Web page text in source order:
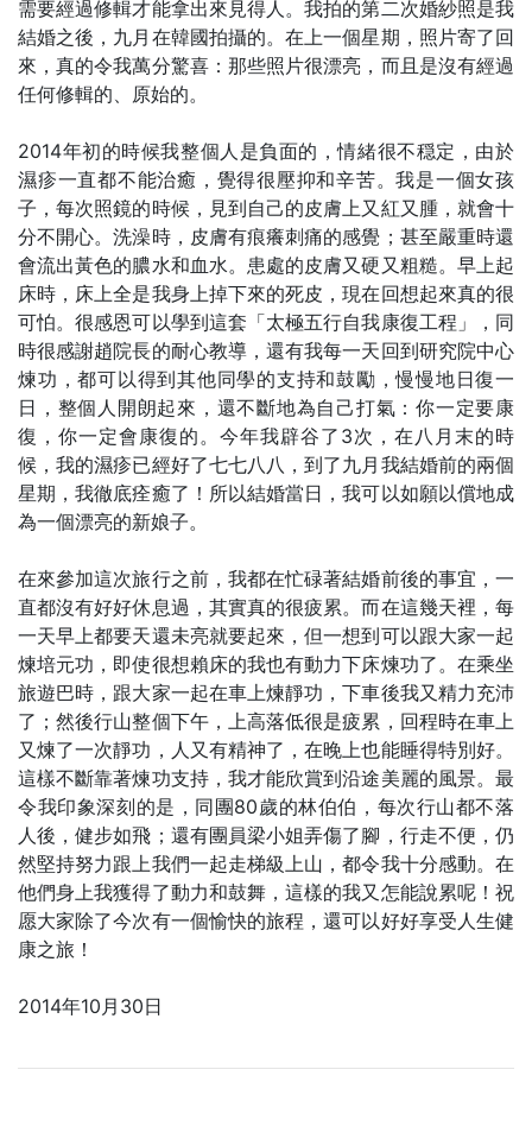
需要經過修輯才能拿出來見得人。我拍的第二次婚紗照是我
結婚之後，九月在韓國拍攝的。在上一個星期，照片寄了回
來，真的令我萬分驚喜：那些照片很漂亮，而且是沒有經過
任何修輯的、原始的。
2014年初的時候我整個人是負面的，情緒很不穏定，由於
濕疹一直都不能治癒，覺得很壓抑和辛苦。我是一個女孩
子，每次照鏡的時候，見到自己的皮膚上又紅又腫，就會十
分不開心。洗澡時，皮膚有痕癢刺痛的感覺；甚至嚴重時還
會流出黃色的膿水和血水。患處的皮膚又硬又粗糙。早上起
床時，床上全是我身上掉下來的死皮，現在回想起來真的很
可怕。很感恩可以學到這套「太極五行自我康復工程」，同
時很感謝趙院長的耐心教導，還有我每一天回到研究院中心
煉功，都可以得到其他同學的支持和鼓勵，慢慢地日復一
日，整個人開朗起來，還不斷地為自己打氣：你一定要康
復，你一定會康復的。今年我辟谷了3次，在八月末的時
候，我的濕疹已經好了七七八八，到了九月我結婚前的兩個
星期，我徹底痊癒了！所以結婚當日，我可以如願以償地成
為一個漂亮的新娘子。
在來參加這次旅行之前，我都在忙碌著結婚前後的事宜，一
直都沒有好好休息過，其實真的很疲累。而在這幾天裡，每
一天早上都要天還未亮就要起來，但一想到可以跟大家一起
煉培元功，即使很想賴床的我也有動力下床煉功了。在乘坐
旅遊巴時，跟大家一起在車上煉靜功，下車後我又精力充沛
了；然後行山整個下午，上高落低很是疲累，回程時在車上
又煉了一次靜功，人又有精神了，在晚上也能睡得特別好。
這樣不斷靠著煉功支持，我才能欣賞到沿途美麗的風景。最
令我印象深刻的是，同團80歲的林伯伯，每次行山都不落
人後，健步如飛；還有團員梁小姐弄傷了腳，行走不便，仍
然堅持努力跟上我們一起走梯級上山，都令我十分感動。在
他們身上我獲得了動力和鼓舞，這樣的我又怎能說累呢！祝
愿大家除了今次有一個愉快的旅程，還可以好好享受人生健
康之旅！
2014年10月30日